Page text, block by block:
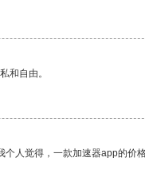
和自由。
人觉得，一款加速器app的价